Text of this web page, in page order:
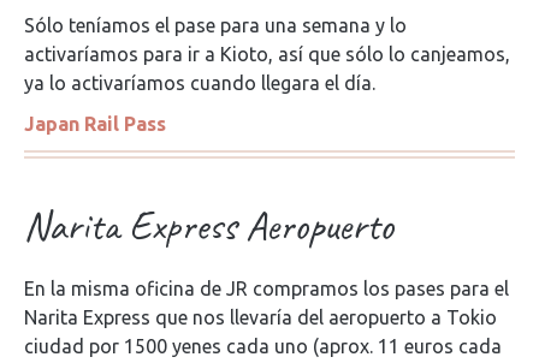
Sólo teníamos el pase para una semana y lo
activaríamos para ir a Kioto, así que sólo lo canjeamos,
ya lo activaríamos cuando llegara el día.
Japan Rail Pass
Narita Express Aeropuerto
En la misma oficina de JR compramos los pases para el
Narita Express que nos llevaría del aeropuerto a Tokio
ciudad por 1500 yenes cada uno (aprox. 11 euros cada